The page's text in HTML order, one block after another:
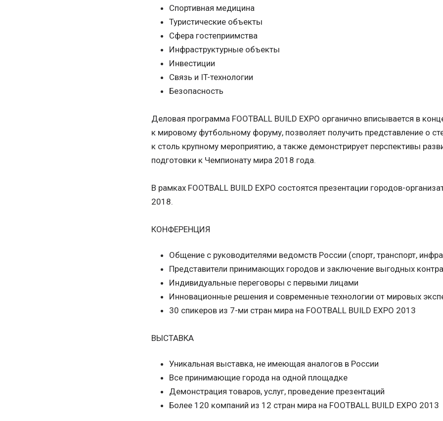
Спортивная медицина
Туристические объекты
Сфера гостеприимства
Инфраструктурные объекты
Инвестиции
Связь и IT-технологии
Безопасность
Деловая программа FOOTBALL BUILD EXPO органично вписывается в
к мировому футбольному форуму, позволяет получить представление о
к столь крупному мероприятию, а также демонстрирует перспективы
подготовки к Чемпионату мира 2018 года.
В рамках FOOTBALL BUILD EXPO состоятся презентации городов-
2018.
КОНФЕРЕНЦИЯ
Общение с руководителями ведомств России (спорт, транспорт,
Представители принимающих городов и заключение выгодных
Индивидуальные переговоры с первыми лицами
Инновационные решения и современные технологии от мировых
30 спикеров из 7-ми стран мира на FOOTBALL BUILD EXPO 2013
ВЫСТАВКА
Уникальная выставка, не имеющая аналогов в России
Все принимающие города на одной площадке
Демонстрация товаров, услуг, проведение презентаций
Более 120 компаний из 12 стран мира на FOOTBALL BUILD EXPO 2013